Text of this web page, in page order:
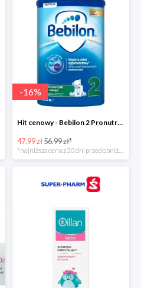
-16%
Hit cenowy - Bebilon 2 Pronutra-Advance
47.99 zł56.99 zł*